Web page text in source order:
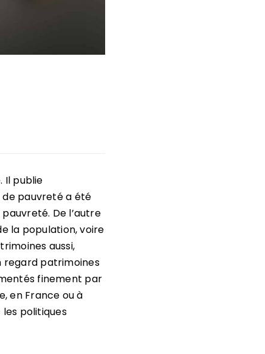
Il publie
de pauvreté a été
De l’autre
la population, voire
aussi,
regard patrimoines
finement par
en France ou à
les politiques